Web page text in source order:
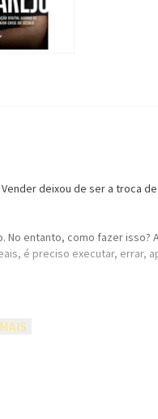
deixou de ser a troca
entanto, como fazer
é preciso executar, errar,